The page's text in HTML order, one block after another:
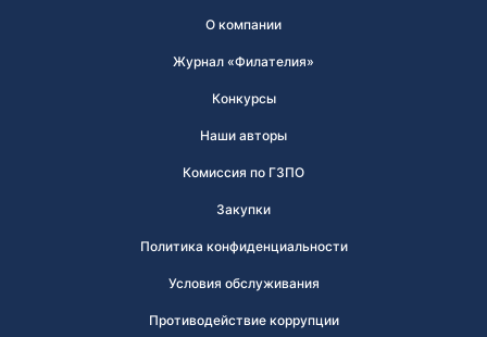
О компании
Журнал «Филателия»
Конкурсы
Наши авторы
Комиссия по ГЗПО
Закупки
Политика конфиденциальности
Условия обслуживания
Противодействие коррупции